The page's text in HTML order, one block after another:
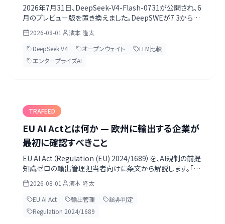
ンスのオープンウェイトを日本企業がどう扱う
か
2026年7月31日、DeepSeek-V4-Flash-0731が公開され、6
月のプレビュー版を置き換えました。DeepSWEが7.3から
54.4へ跳ねるなどエージェント性能が大きく伸び、重みごと
MITライセンスで配布されています。公式モデルカードの数値
を勝ち負け込みで読み解き、オンプレ運用の意味、そして見
解が分かれる主題での取り扱いとファインチューニングによ
2026-08-01
濱本 隆太
DeepSeek V4
オープンウェイト
LLM比較
エンタープライズAI
TRAFEED
EU AI Actとは何か — 欧州に輸出する企業が
最初に確認すべきこと
EU AI Act（Regulation (EU) 2024/1689）を、AI規制の前提
知識ゼロの輸出管理担当者向けに条文から解説します。「欧
州に輸出していれば全員対象」は誤りで、対象になるのは
Article 2が定める7類型のみ。自覚なくprovider・product
manufacturerに該当してしまう典型パターン、2026年8月2
日に実際に何が始まるのか、Digital
Omnibus（Regulation (EU) 2026/1744）による高リスク規
2026-08-01
濱本 隆太
EU AI Act
輸出管理
該非判定
Regulation 2024/1689